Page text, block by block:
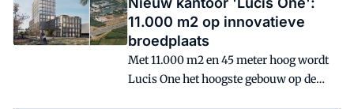
11.000 m2 op innovatieve
broedplaats
Met 11.000 m2 en 45 meter hoog wordt
Lucis One het hoogste gebouw op de